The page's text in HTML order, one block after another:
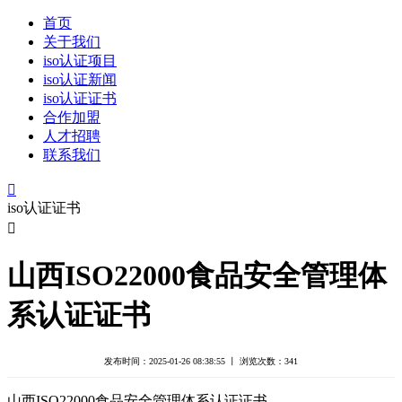
首页
关于我们
iso认证项目
iso认证新闻
iso认证证书
合作加盟
人才招聘
联系我们

iso认证证书

山西ISO22000食品安全管理体
系认证证书
发布时间：2025-01-26 08:38:55 丨 浏览次数： 341